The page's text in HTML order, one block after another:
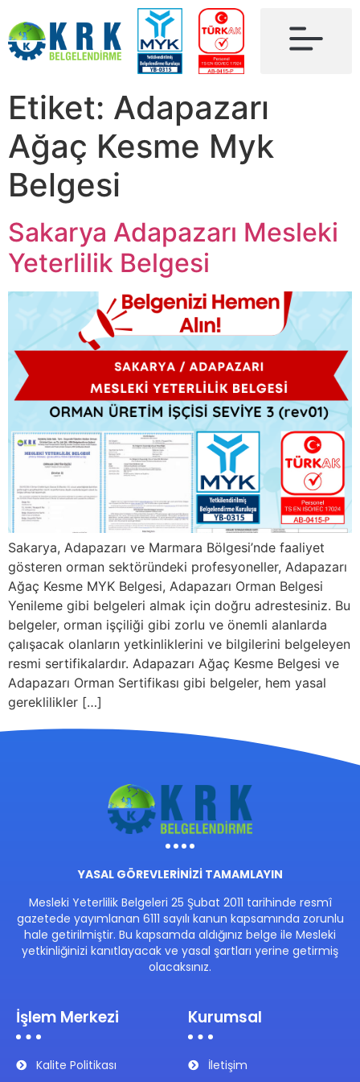
Etiket: Adapazarı
Ağaç Kesme Myk
Belgesi
Sakarya Adapazarı Mesleki
Yeterlilik Belgesi
Sakarya, Adapazarı ve Marmara Bölgesi’nde faaliyet
gösteren orman sektöründeki profesyoneller, Adapazarı
Ağaç Kesme MYK Belgesi, Adapazarı Orman Belgesi
Yenileme gibi belgeleri almak için doğru adrestesiniz. Bu
belgeler, orman işçiliği gibi zorlu ve önemli alanlarda
çalışacak olanların yetkinliklerini ve bilgilerini belgeleyen
resmi sertifikalardır. Adapazarı Ağaç Kesme Belgesi ve
Adapazarı Orman Sertifikası gibi belgeler, hem yasal
gereklilikler […]
YASAL GÖREVLERİNİZİ TAMAMLAYIN
Mesleki Yeterlilik Belgeleri 25 Şubat 2011 tarihinde resmî
gazetede yayımlanan 6111 sayılı kanun kapsamında zorunlu
hale getirilmiştir. Bu kapsamda aldığınız belge ile Mesleki
yetkinliğinizi kanıtlayacak ve yasal şartları yerine getirmiş
olacaksınız.
İşlem Merkezi
Kalite Politikası
Kurumsal
İletişim